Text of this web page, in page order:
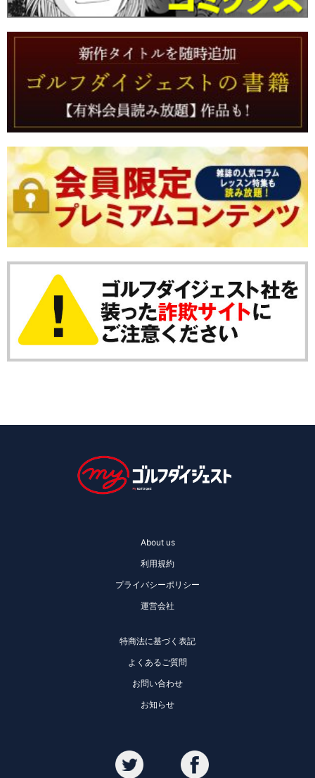
About us
利用規約
プライバシーポリシー
運営会社
特商法に基づく表記
よくあるご質問
お問い合わせ
お知らせ